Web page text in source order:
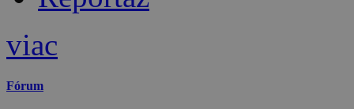
viac
Fórum